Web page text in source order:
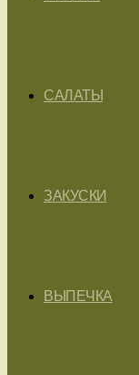
САЛАТЫ
ЗАКУСКИ
ВЫПЕЧКА